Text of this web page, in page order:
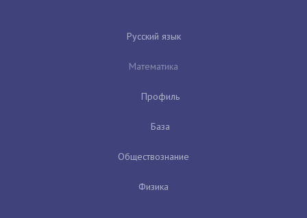
Русский язык
Математика
Профиль
База
Обществознание
Физика